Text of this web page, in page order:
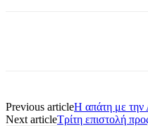
Previous articleΗ απάτη με
Next articleΤρίτη επιστολή